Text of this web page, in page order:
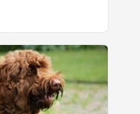
heen te kunnen